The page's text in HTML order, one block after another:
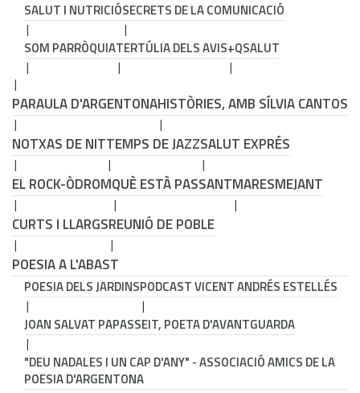
SALUT I NUTRICIÓSECRETS DE LA COMUNICACIÓ
SOM PARRÒQUIATERTÚLIA DELS AVIS+QSALUT
PARAULA D'ARGENTONAHISTÒRIES, AMB SÍLVIA CANTOS
NOTXAS DE NITTEMPS DE JAZZSALUT EXPRÉS
EL ROCK-ÒDROMQUÈ ESTÀ PASSANTMARESMEJANT
CURTS I LLARGSREUNIÓ DE POBLE
POESIA A L'ABAST
POESIA DELS JARDINSPODCAST VICENT ANDRÉS ESTELLÉS
JOAN SALVAT PAPASSEIT, POETA D'AVANTGUARDA
"DEU NADALES I UN CAP D'ANY" - ASSOCIACIÓ AMICS DE LA
POESIA D'ARGENTONA